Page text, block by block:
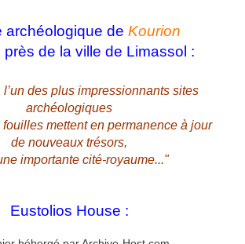
archéologique de Kourion
près de la ville de Limassol :
l’un des plus impressionnants sites
archéologiques
fouilles mettent en permanence à jour
de nouveaux trésors,
importante cité-royaume..."
Eustolios House :